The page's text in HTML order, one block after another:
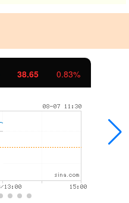
38.65 0.83%